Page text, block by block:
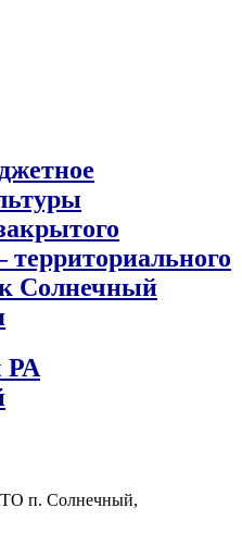
Солнечный
РА
п. Солнечный,